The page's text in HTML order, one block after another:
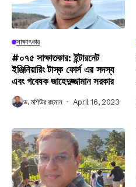
সাক্ষাৎকার
#০৭৫ সাক্ষাতকার: ইন্টারনেট
ইঞ্জিনিয়ারিং টাস্ক ফোর্স এর সদস্য
এবং গবেষক জাহেদুজ্জামান সরকার
ড. মশিউর রহমান April 16, 2023